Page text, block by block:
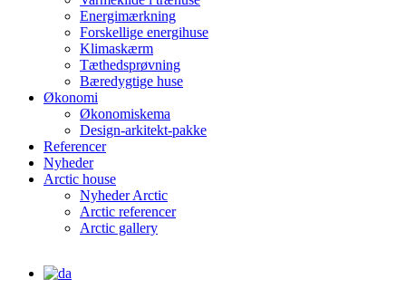
Energimærkning
Forskellige energihuse
Klimaskærm
Tæthedsprøvning
Bæredygtige huse
Økonomi
Økonomiskema
Design-arkitekt-pakke
Referencer
Nyheder
Arctic house
Nyheder Arctic
Arctic referencer
Arctic gallery